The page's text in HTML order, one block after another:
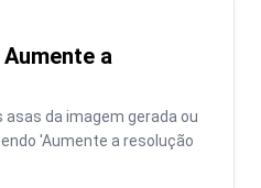
a
da imagem gerada ou
'Aumente a resolução